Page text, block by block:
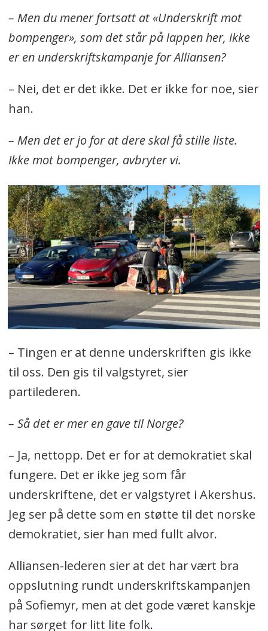
– Men du mener fortsatt at «Underskrift mot
bompenger», som det står på lappen her, ikke
er en underskriftskampanje for Alliansen?
– Nei, det er det ikke. Det er ikke for noe, sier
han.
– Men det er jo for at dere skal få stille liste.
Ikke mot bompenger, avbryter vi.
– Tingen er at denne underskriften gis ikke
til oss. Den gis til valgstyret, sier
partilederen.
– Så det er mer en gave til Norge?
– Ja, nettopp. Det er for at demokratiet skal
fungere. Det er ikke jeg som får
underskriftene, det er valgstyret i Akershus.
Jeg ser på dette som en støtte til det norske
demokratiet, sier han med fullt alvor.
Alliansen-lederen sier at det har vært bra
oppslutning rundt underskriftskampanjen
på Sofiemyr, men at det gode været kanskje
har sørget for litt lite folk.